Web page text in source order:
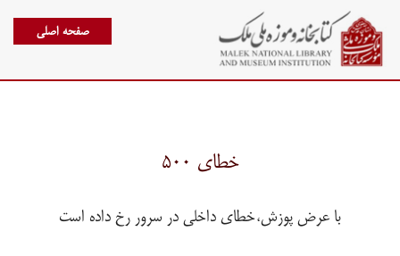
صفحه اصلی
خطای ۵۰۰
با عرض پوزش،خطای داخلی در سرور رخ داده است